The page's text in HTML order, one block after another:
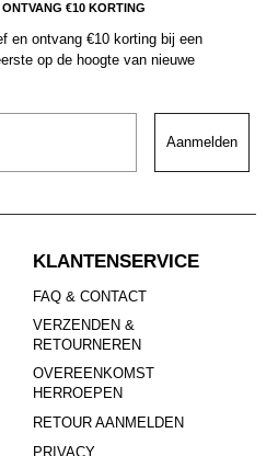
€10 KORTING
en ontvang €10 korting bij een
op de hoogte van nieuwe
Aanmelden
KLANTENSERVICE
FAQ & CONTACT
VERZENDEN &
RETOURNEREN
OVEREENKOMST
HERROEPEN
RETOUR AANMELDEN
PRIVACY